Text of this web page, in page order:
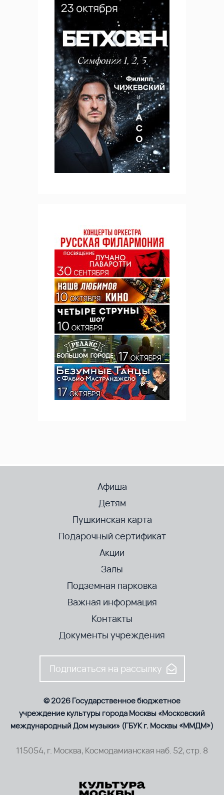
Афиша
Детям
Пушкинская карта
Подарочный сертификат
Акции
Залы
Подземная парковка
Важная информация
Контакты
Документы учреждения
Подписаться на рассылку
© 2026 Государственное бюджетное
учреждение культуры города Москвы «Московский
международный Дом музыки» (ГБУК г. Москвы «ММДМ»)
115054, г. Москва, Космодамианская наб. 52, стр. 8